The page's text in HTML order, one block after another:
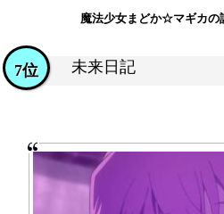
魔法少女まどか☆マギカの
未来日記
7位